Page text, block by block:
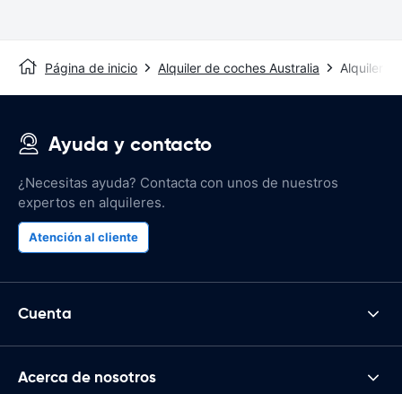
Página de inicio Alquiler de coches Australia Alquiler
Ayuda y contacto
¿Necesitas ayuda? Contacta con unos de nuestros
expertos en alquileres.
Atención al cliente
Cuenta
Acerca de nosotros